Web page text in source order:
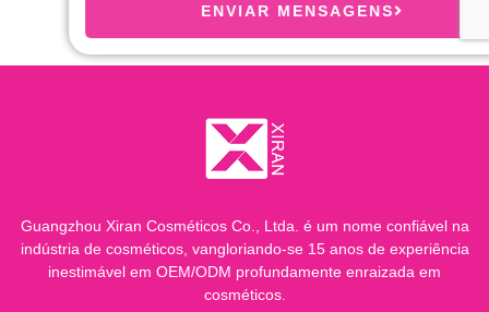
ENVIAR MENSAGENS
Guangzhou Xiran Cosméticos Co., Ltda. é um nome confiável na
indústria de cosméticos, vangloriando-se 15 anos de experiência
inestimável em OEM/ODM profundamente enraizada em
cosméticos.